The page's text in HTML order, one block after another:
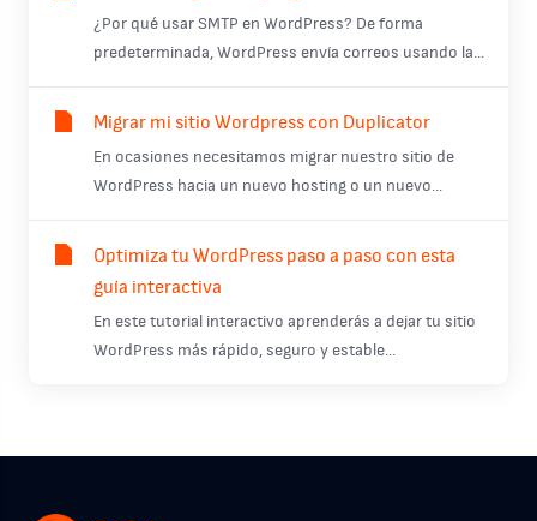
¿Por qué usar SMTP en WordPress? De forma
predeterminada, WordPress envía correos usando la...
Migrar mi sitio Wordpress con Duplicator
En ocasiones necesitamos migrar nuestro sitio de
WordPress hacia un nuevo hosting o un nuevo...
Optimiza tu WordPress paso a paso con esta
guía interactiva
En este tutorial interactivo aprenderás a dejar tu sitio
WordPress más rápido, seguro y estable...